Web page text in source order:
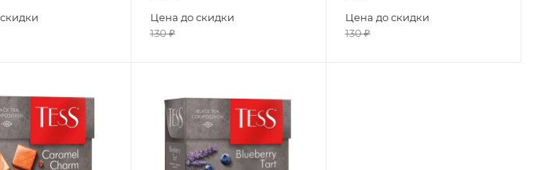
Цена до скидки
130₽
Цена до скидки
130₽